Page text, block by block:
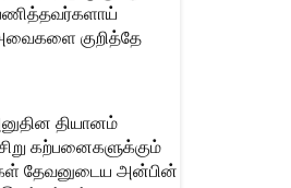
குறித்தே
தியானம்
கற்பனைகளுக்கும்
தேவனுடைய அன்பின்